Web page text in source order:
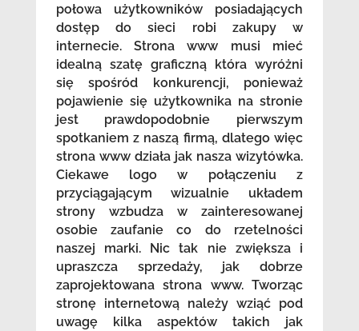
połowa użytkowników posiadających
dostęp do sieci robi zakupy w
internecie. Strona www musi mieć
idealną szatę graficzną która wyróżni
się spośród konkurencji, ponieważ
pojawienie się użytkownika na stronie
jest prawdopodobnie pierwszym
spotkaniem z naszą firmą, dlatego więc
strona www działa jak nasza wizytówka.
Ciekawe logo w połączeniu z
przyciągającym wizualnie układem
strony wzbudza w zainteresowanej
osobie zaufanie co do rzetelności
naszej marki. Nic tak nie zwiększa i
upraszcza sprzedaży, jak dobrze
zaprojektowana strona www. Tworząc
stronę internetową należy wziąć pod
uwagę kilka aspektów takich jak